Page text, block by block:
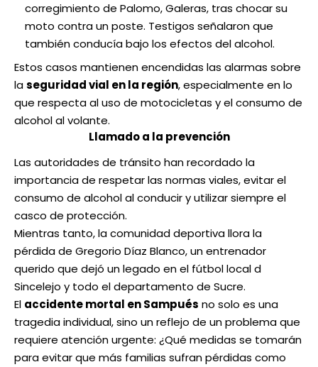
corregimiento de Palomo, Galeras, tras chocar su
moto contra un poste. Testigos señalaron que
también conducía bajo los efectos del alcohol.
Estos casos mantienen encendidas las alarmas sobre
laseguridad vial en la región, especialmente en lo
que respecta al uso de motocicletas y el consumo de
alcohol al volante.
Llamado a la prevención
Las autoridades de tránsito han recordado la
importancia de respetar las normas viales, evitar el
consumo de alcohol al conducir y utilizar siempre el
casco de protección.
Mientras tanto, la comunidad deportiva llora la
pérdida de Gregorio Díaz Blanco, un entrenador
querido que dejó un legado en el fútbol local d
Sincelejo y todo el departamento de Sucre.
El accidente mortal en Sampués no solo es una
tragedia individual, sino un reflejo de un problema que
requiere atención urgente: ¿Qué medidas se tomarán
para evitar que más familias sufran pérdidas como